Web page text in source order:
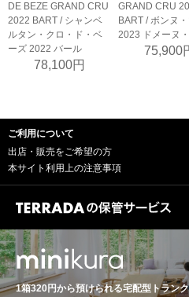
DE BEZE GRAND CRU
2022 BART / シャンベ
ルタン・クロ・ド・ベ
ーズ 2022 バール
78,100円
GRAND CRU
BART / ボンヌ
2023 ドメーヌ
75,900
ご利用について
出店・販売をご希望の方
本サイト利用上の注意事項
1箱320円から預けられる宅配型トラン